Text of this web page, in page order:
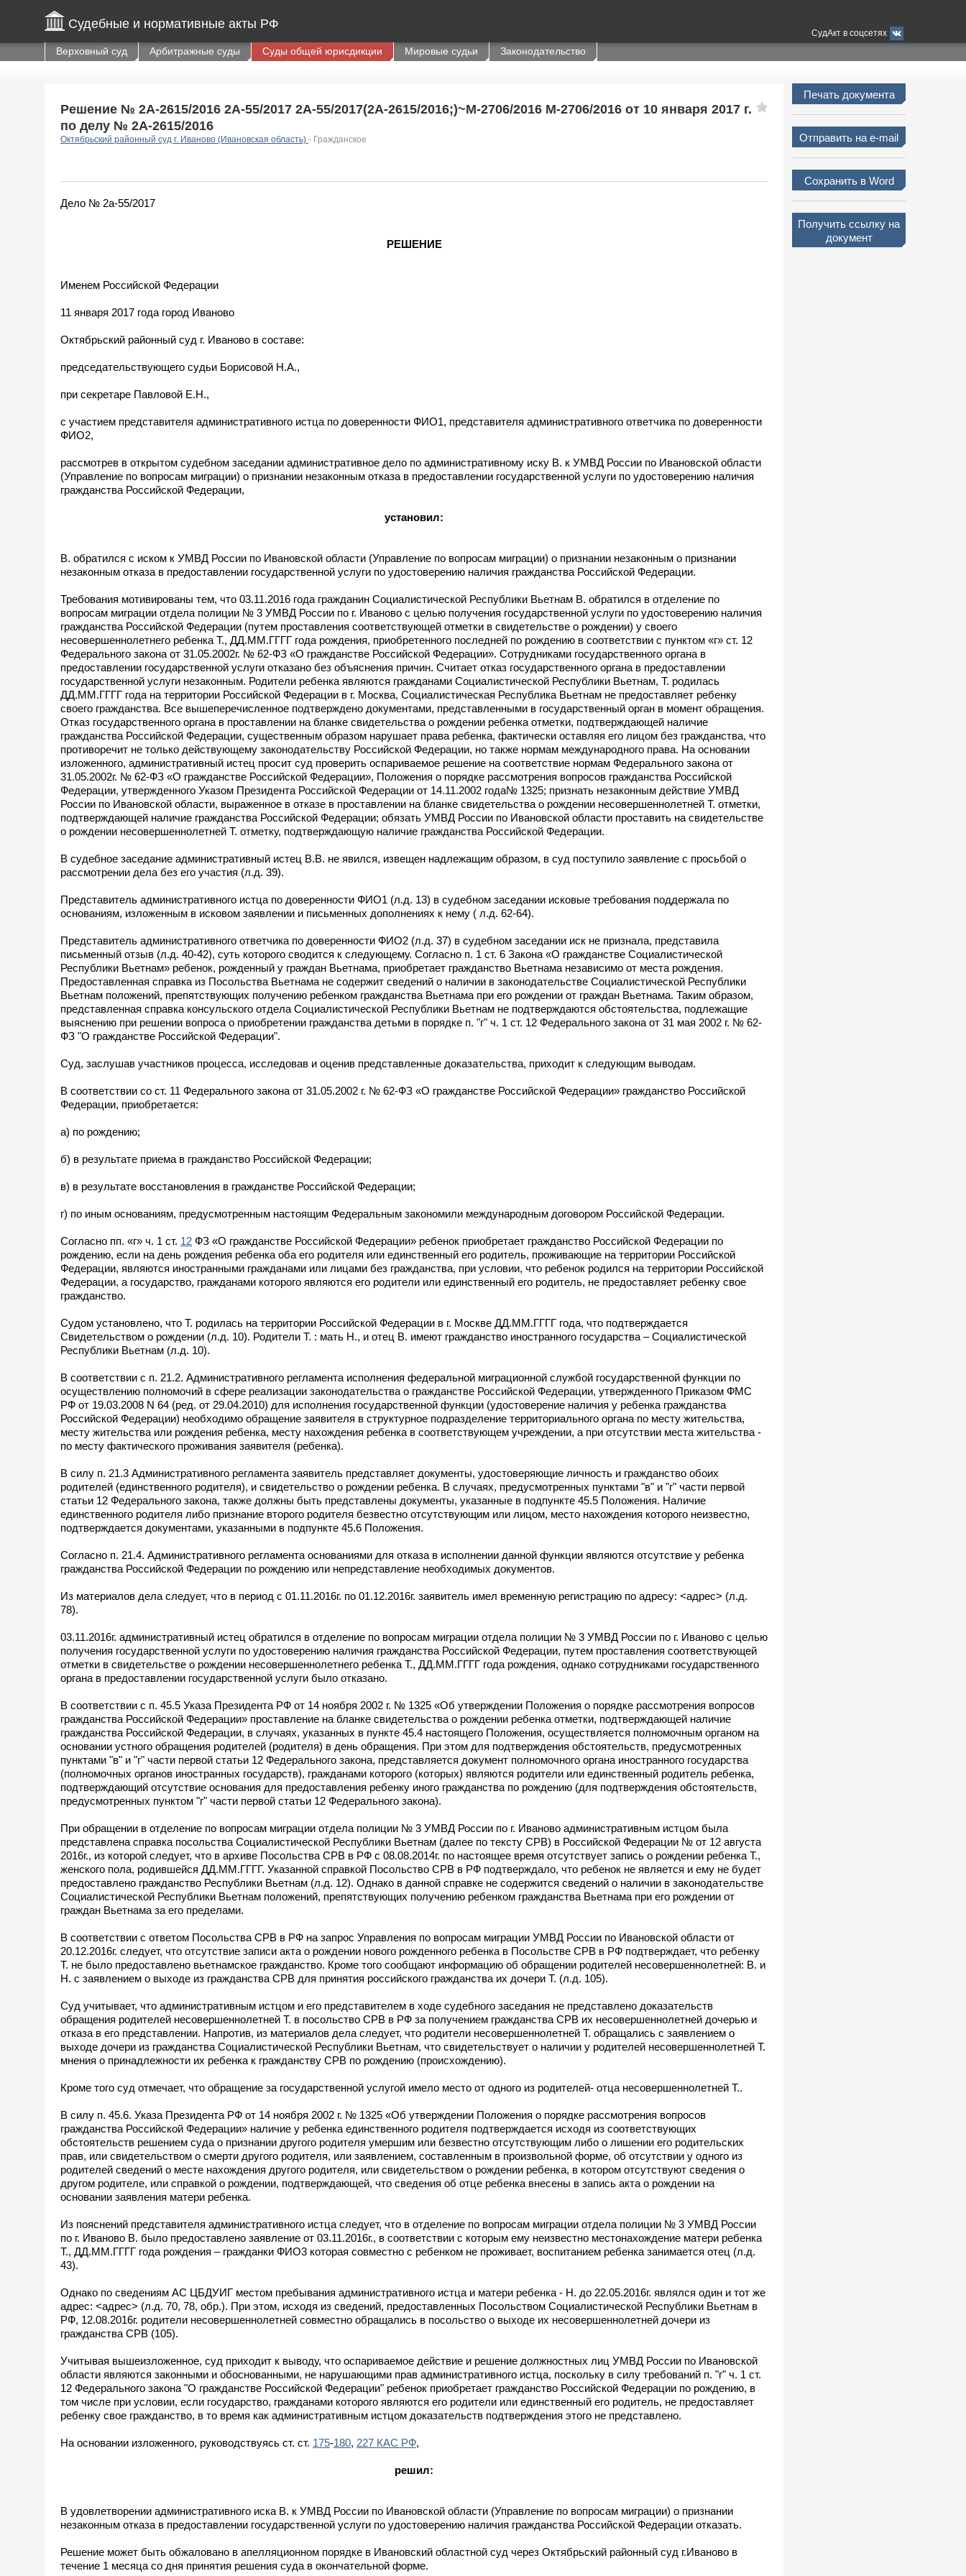
Судебные и нормативные акты РФ
СудАкт в соцсетях
Верховный суд Арбитражные суды Суды общей юрисдикции Мировые судьи Законодательство
Решение № 2А-2615/2016 2А-55/2017 2А-55/2017(2А-2615/2016;)~М-2706/2016 М-2706/2016 от 10 января 2017 г.
по делу № 2А-2615/2016
Октябрьский районный суд г. Иваново (Ивановская область) - Гражданское
Дело № 2а-55/2017
РЕШЕНИЕ
Именем Российской Федерации
11 января 2017 года город Иваново
Октябрьский районный суд г. Иваново в составе:
председательствующего судьи Борисовой Н.А.,
при секретаре Павловой Е.Н.,
с участием представителя административного истца по доверенности ФИО1, представителя административного ответчика по доверенности
ФИО2,
рассмотрев в открытом судебном заседании административное дело по административному иску В. к УМВД России по Ивановской области
(Управление по вопросам миграции) о признании незаконным отказа в предоставлении государственной услуги по удостоверению наличия
гражданства Российской Федерации,
установил:
В. обратился с иском к УМВД России по Ивановской области (Управление по вопросам миграции) о признании незаконным о признании
незаконным отказа в предоставлении государственной услуги по удостоверению наличия гражданства Российской Федерации.
Требования мотивированы тем, что 03.11.2016 года гражданин Социалистической Республики Вьетнам В. обратился в отделение по
вопросам миграции отдела полиции № 3 УМВД России по г. Иваново с целью получения государственной услуги по удостоверению наличия
гражданства Российской Федерации (путем проставления соответствующей отметки в свидетельстве о рождении) у своего
несовершеннолетнего ребенка Т., ДД.ММ.ГГГГ года рождения, приобретенного последней по рождению в соответствии с пунктом «г» ст. 12
Федерального закона от 31.05.2002г. № 62-ФЗ «О гражданстве Российской Федерации». Сотрудниками государственного органа в
предоставлении государственной услуги отказано без объяснения причин. Считает отказ государственного органа в предоставлении
государственной услуги незаконным. Родители ребенка являются гражданами Социалистической Республики Вьетнам, Т. родилась
ДД.ММ.ГГГГ года на территории Российской Федерации в г. Москва, Социалистическая Республика Вьетнам не предоставляет ребенку
своего гражданства. Все вышеперечисленное подтверждено документами, представленными в государственный орган в момент обращения.
Отказ государственного органа в проставлении на бланке свидетельства о рождении ребенка отметки, подтверждающей наличие
гражданства Российской Федерации, существенным образом нарушает права ребенка, фактически оставляя его лицом без гражданства, что
противоречит не только действующему законодательству Российской Федерации, но также нормам международного права. На основании
изложенного, административный истец просит суд проверить оспариваемое решение на соответствие нормам Федерального закона от
31.05.2002г. № 62-ФЗ «О гражданстве Российской Федерации», Положения о порядке рассмотрения вопросов гражданства Российской
Федерации, утвержденного Указом Президента Российской Федерации от 14.11.2002 года№ 1325; признать незаконным действие УМВД
России по Ивановской области, выраженное в отказе в проставлении на бланке свидетельства о рождении несовершеннолетней Т. отметки,
подтверждающей наличие гражданства Российской Федерации; обязать УМВД России по Ивановской области проставить на свидетельстве
о рождении несовершеннолетней Т. отметку, подтверждающую наличие гражданства Российской Федерации.
В судебное заседание административный истец В.В. не явился, извещен надлежащим образом, в суд поступило заявление с просьбой о
рассмотрении дела без его участия (л.д. 39).
Представитель административного истца по доверенности ФИО1 (л.д. 13) в судебном заседании исковые требования поддержала по
основаниям, изложенным в исковом заявлении и письменных дополнениях к нему ( л.д. 62-64).
Представитель административного ответчика по доверенности ФИО2 (л.д. 37) в судебном заседании иск не признала, представила
письменный отзыв (л.д. 40-42), суть которого сводится к следующему. Согласно п. 1 ст. 6 Закона «О гражданстве Социалистической
Республики Вьетнам» ребенок, рожденный у граждан Вьетнама, приобретает гражданство Вьетнама независимо от места рождения.
Предоставленная справка из Посольства Вьетнама не содержит сведений о наличии в законодательстве Социалистической Республики
Вьетнам положений, препятствующих получению ребенком гражданства Вьетнама при его рождении от граждан Вьетнама. Таким образом,
представленная справка консульского отдела Социалистической Республики Вьетнам не подтверждаются обстоятельства, подлежащие
выяснению при решении вопроса о приобретении гражданства детьми в порядке п. "г" ч. 1 ст. 12 Федерального закона от 31 мая 2002 г. № 62-
ФЗ "О гражданстве Российской Федерации".
Суд, заслушав участников процесса, исследовав и оценив представленные доказательства, приходит к следующим выводам.
В соответствии со ст. 11 Федерального закона от 31.05.2002 г. № 62-ФЗ «О гражданстве Российской Федерации» гражданство Российской
Федерации, приобретается:
а) по рождению;
б) в результате приема в гражданство Российской Федерации;
в) в результате восстановления в гражданстве Российской Федерации;
г) по иным основаниям, предусмотренным настоящим Федеральным закономили международным договором Российской Федерации.
Согласно пп. «г» ч. 1 ст. 12 ФЗ «О гражданстве Российской Федерации» ребенок приобретает гражданство Российской Федерации по
рождению, если на день рождения ребенка оба его родителя или единственный его родитель, проживающие на территории Российской
Федерации, являются иностранными гражданами или лицами без гражданства, при условии, что ребенок родился на территории Российской
Федерации, а государство, гражданами которого являются его родители или единственный его родитель, не предоставляет ребенку свое
гражданство.
Судом установлено, что Т. родилась на территории Российской Федерации в г. Москве ДД.ММ.ГГГГ года, что подтверждается
Свидетельством о рождении (л.д. 10). Родители Т. : мать Н., и отец В. имеют гражданство иностранного государства – Социалистической
Республики Вьетнам (л.д. 10).
В соответствии с п. 21.2. Административного регламента исполнения федеральной миграционной службой государственной функции по
осуществлению полномочий в сфере реализации законодательства о гражданстве Российской Федерации, утвержденного Приказом ФМС
РФ от 19.03.2008 N 64 (ред. от 29.04.2010) для исполнения государственной функции (удостоверение наличия у ребенка гражданства
Российской Федерации) необходимо обращение заявителя в структурное подразделение территориального органа по месту жительства,
месту жительства или рождения ребенка, месту нахождения ребенка в соответствующем учреждении, а при отсутствии места жительства -
по месту фактического проживания заявителя (ребенка).
В силу п. 21.3 Административного регламента заявитель представляет документы, удостоверяющие личность и гражданство обоих
родителей (единственного родителя), и свидетельство о рождении ребенка. В случаях, предусмотренных пунктами "в" и "г" части первой
статьи 12 Федерального закона, также должны быть представлены документы, указанные в подпункте 45.5 Положения. Наличие
единственного родителя либо признание второго родителя безвестно отсутствующим или лицом, место нахождения которого неизвестно,
подтверждается документами, указанными в подпункте 45.6 Положения.
Согласно п. 21.4. Административного регламента основаниями для отказа в исполнении данной функции являются отсутствие у ребенка
гражданства Российской Федерации по рождению или непредставление необходимых документов.
Из материалов дела следует, что в период с 01.11.2016г. по 01.12.2016г. заявитель имел временную регистрацию по адресу: <адрес> (л.д.
78).
03.11.2016г. административный истец обратился в отделение по вопросам миграции отдела полиции № 3 УМВД России по г. Иваново с целью
получения государственной услуги по удостоверению наличия гражданства Российской Федерации, путем проставления соответствующей
отметки в свидетельстве о рождении несовершеннолетнего ребенка Т., ДД.ММ.ГГГГ года рождения, однако сотрудниками государственного
органа в предоставлении государственной услуги было отказано.
В соответствии с п. 45.5 Указа Президента РФ от 14 ноября 2002 г. № 1325 «Об утверждении Положения о порядке рассмотрения вопросов
гражданства Российской Федерации» проставление на бланке свидетельства о рождении ребенка отметки, подтверждающей наличие
гражданства Российской Федерации, в случаях, указанных в пункте 45.4 настоящего Положения, осуществляется полномочным органом на
основании устного обращения родителей (родителя) в день обращения. При этом для подтверждения обстоятельств, предусмотренных
пунктами "в" и "г" части первой статьи 12 Федерального закона, представляется документ полномочного органа иностранного государства
(полномочных органов иностранных государств), гражданами которого (которых) являются родители или единственный родитель ребенка,
подтверждающий отсутствие основания для предоставления ребенку иного гражданства по рождению (для подтверждения обстоятельств,
предусмотренных пунктом "г" части первой статьи 12 Федерального закона).
При обращении в отделение по вопросам миграции отдела полиции № 3 УМВД России по г. Иваново административным истцом была
представлена справка посольства Социалистической Республики Вьетнам (далее по тексту СРВ) в Российской Федерации № от 12 августа
2016г., из которой следует, что в архиве Посольства СРВ в РФ с 08.08.2014г. по настоящее время отсутствует запись о рождении ребенка Т.,
женского пола, родившейся ДД.ММ.ГГГГ. Указанной справкой Посольство СРВ в РФ подтверждало, что ребенок не является и ему не будет
предоставлено гражданство Республики Вьетнам (л.д. 12). Однако в данной справке не содержится сведений о наличии в законодательстве
Социалистической Республики Вьетнам положений, препятствующих получению ребенком гражданства Вьетнама при его рождении от
граждан Вьетнама за его пределами.
В соответствии с ответом Посольства СРВ в РФ на запрос Управления по вопросам миграции УМВД России по Ивановской области от
20.12.2016г. следует, что отсутствие записи акта о рождении нового рожденного ребенка в Посольстве СРВ в РФ подтверждает, что ребенку
Т. не было предоставлено вьетнамское гражданство. Кроме того сообщают информацию об обращении родителей несовершеннолетней: В. и
Н. с заявлением о выходе из гражданства СРВ для принятия российского гражданства их дочери Т. (л.д. 105).
Суд учитывает, что административным истцом и его представителем в ходе судебного заседания не представлено доказательств
обращения родителей несовершеннолетней Т. в посольство СРВ в РФ за получением гражданства СРВ их несовершеннолетней дочерью и
отказа в его представлении. Напротив, из материалов дела следует, что родители несовершеннолетней Т. обращались с заявлением о
выходе дочери из гражданства Социалистической Республики Вьетнам, что свидетельствует о наличии у родителей несовершеннолетней Т.
мнения о принадлежности их ребенка к гражданству СРВ по рождению (происхождению).
Кроме того суд отмечает, что обращение за государственной услугой имело место от одного из родителей- отца несовершеннолетней Т..
В силу п. 45.6. Указа Президента РФ от 14 ноября 2002 г. № 1325 «Об утверждении Положения о порядке рассмотрения вопросов
гражданства Российской Федерации» наличие у ребенка единственного родителя подтверждается исходя из соответствующих
обстоятельств решением суда о признании другого родителя умершим или безвестно отсутствующим либо о лишении его родительских
прав, или свидетельством о смерти другого родителя, или заявлением, составленным в произвольной форме, об отсутствии у одного из
родителей сведений о месте нахождения другого родителя, или свидетельством о рождении ребенка, в котором отсутствуют сведения о
другом родителе, или справкой о рождении, подтверждающей, что сведения об отце ребенка внесены в запись акта о рождении на
основании заявления матери ребенка.
Из пояснений представителя административного истца следует, что в отделение по вопросам миграции отдела полиции № 3 УМВД России
по г. Иваново В. было предоставлено заявление от 03.11.2016г., в соответствии с которым ему неизвестно местонахождение матери ребенка
Т., ДД.ММ.ГГГГ года рождения – гражданки ФИО3 которая совместно с ребенком не проживает, воспитанием ребенка занимается отец (л.д.
43).
Однако по сведениям АС ЦБДУИГ местом пребывания административного истца и матери ребенка - Н. до 22.05.2016г. являлся один и тот же
адрес: <адрес> (л.д. 70, 78, обр.). При этом, исходя из сведений, предоставленных Посольством Социалистической Республики Вьетнам в
РФ, 12.08.2016г. родители несовершеннолетней совместно обращались в посольство о выходе их несовершеннолетней дочери из
гражданства СРВ (105).
Учитывая вышеизложенное, суд приходит к выводу, что оспариваемое действие и решение должностных лиц УМВД России по Ивановской
области являются законными и обоснованными, не нарушающими прав административного истца, поскольку в силу требований п. "г" ч. 1 ст.
12 Федерального закона "О гражданстве Российской Федерации" ребенок приобретает гражданство Российской Федерации по рождению, в
том числе при условии, если государство, гражданами которого являются его родители или единственный его родитель, не предоставляет
ребенку свое гражданство, в то время как административным истцом доказательств подтверждения этого не представлено.
На основании изложенного, руководствуясь ст. ст. 175-180, 227 КАС РФ,
решил:
В удовлетворении административного иска В. к УМВД России по Ивановской области (Управление по вопросам миграции) о признании
незаконным отказа в предоставлении государственной услуги по удостоверению наличия гражданства Российской Федерации отказать.
Решение может быть обжаловано в апелляционном порядке в Ивановский областной суд через Октябрьский районный суд г.Иваново в
течение 1 месяца со дня принятия решения суда в окончательной форме.
Печать документа
Отправить на e-mail
Сохранить в Word
Получить ссылку на
документ